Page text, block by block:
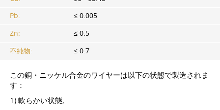
Pb:
≤ 0.005
Zn:
≤ 0.5
不純物:
≤ 0.7
この銅・ニッケル合金のワイヤーは以下の状態で製造されま
す：
1) 軟らかい状態;